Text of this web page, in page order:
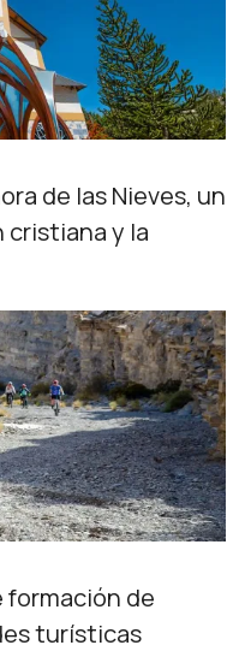
de las Nieves, un
y la
formación de
turísticas